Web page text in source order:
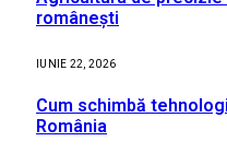
românești
IUNIE 22, 2026
Cum schimbă
România